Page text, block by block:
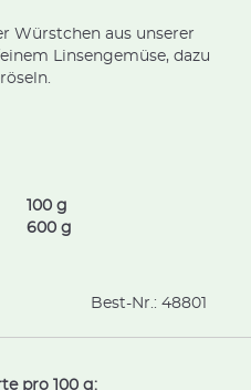
Würstchen aus unserer
Linsengemüse, dazu
100 g
600 g
Best-Nr.: 48801
pro 100 g: